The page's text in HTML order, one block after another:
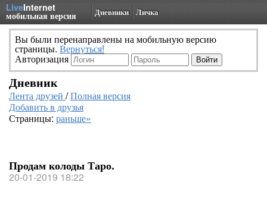
LiveInternet
мобильная версия Дневники Личка
Вы были перенаправлены на мобильную версию
страницы. Вернуться!
Авторизация
Дневник
Лента друзей /Полная версия
Добавить в друзья
Страницы: раньше»
Продам колоды Таро.
20-01-2019 18:22